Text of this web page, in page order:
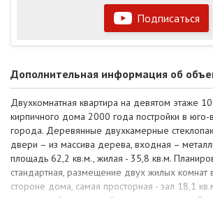
Подписаться
Дополнительная информация об
Двухкомнатная квартира на девятом этаже
кирпичного дома 2000 года постройки в юго-
города. Деревянные двухкамерные
двери – из массива дерева, входная –
площадь 62,2 кв.м., жилая - 35,8 кв.м.
стандартная, размещение двух жилых
стороне дома, самая просторная - зал 18,1